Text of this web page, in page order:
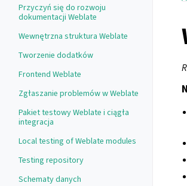
Przyczyń się do rozwoju
dokumentacji Weblate
Wewnętrzna struktura Weblate
Tworzenie dodatków
Frontend Weblate
Zgłaszanie problemów w Weblate
Pakiet testowy Weblate i ciągła
integracja
Local testing of Weblate modules
Testing repository
Schematy danych